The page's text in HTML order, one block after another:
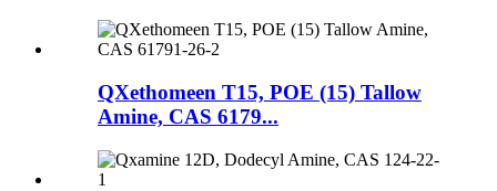
QXethomeen T15, POE (15) Tallow
Amine, CAS 6179...